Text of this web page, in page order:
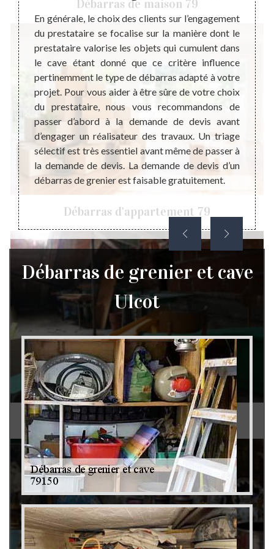
Débarras de maison 79
Débarras d'appartement 79
Débarras de grenier et cave 79
et
est
de
à la
vous
plus
de
En générale, le choix des clients sur l’engagement
du prestataire se focalise sur la manière dont le
prestataire valorise les objets qui cumulent dans
le cave étant donné que ce critère influence
pertinemment le type de débarras adapté à votre
projet. Pour vous aider à être sûre de votre choix
du prestataire, nous vous recommandons de
passer d’abord à la demande de devis avant
d’engager un réalisateur des travaux. Un triage
sélectif est très essentiel avant même de passer à
la demande de devis. La demande de devis d’un
débarras de grenier est faisable gratuitement.
Le
du
Mais
les
de
votre
Débarras de grenier et cave
Ulcot